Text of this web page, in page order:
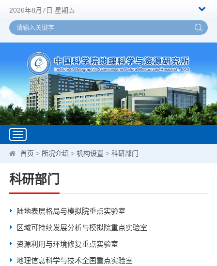
2026年8月7日 星期五
Toggle
navigation
首页 > 所况介绍 >机构设置 >科研部门
科研部门
陆地表层格局与模拟院重点实验室
区域可持续发展分析与模拟院重点实验室
资源利用与环境修复重点实验室
地理信息科学与技术全国重点实验室